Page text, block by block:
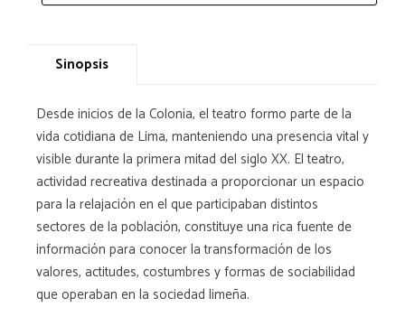
Sinopsis
Desde inicios de la Colonia, el teatro formo parte de la
vida cotidiana de Lima, manteniendo una presencia vital y
visible durante la primera mitad del siglo XX. El teatro,
actividad recreativa destinada a proporcionar un espacio
para la relajación en el que participaban distintos
sectores de la población, constituye una rica fuente de
información para conocer la transformación de los
valores, actitudes, costumbres y formas de sociabilidad
que operaban en la sociedad limeña.